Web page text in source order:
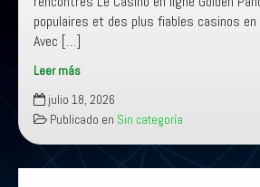
rencontrés Le Casino en ligne Golden
populaires et des plus fiables casinos en
Avec […]
Casino
en
ligne
Golden
julio 18, 2026
Sin categoría